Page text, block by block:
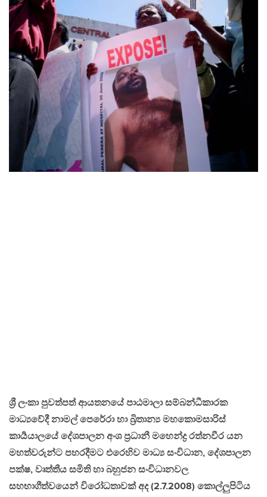
ශ්‍රී ලංකා පුවත්පත් ආයතනයේ පාඨමාලා සම්බන්ධීකාරක
මාධ්‍යවේදී නාමල් පෙරේරා හා බ්‍රිතාන්‍ය මහකොමසාරිස්
කාර්‍යයාලයේ දේශපාලන අංශ ප්‍රධානී මහෙන්ද්‍ර රත්නවීර යන
මහත්වරුන්ට පහරදීමට එරෙහිව මාධ්‍ය සංවිධාන, දේශපාලන
පක්ෂ, වෘත්තීය සමිති හා බහුජන සංවිධානවල
සහභාගීත්වයෙන් විරෝධතාවක් අද (2.7.2008) කොල්ලුපිටිය